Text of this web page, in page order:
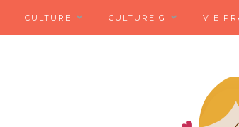
CULTURE CULTURE G VIE